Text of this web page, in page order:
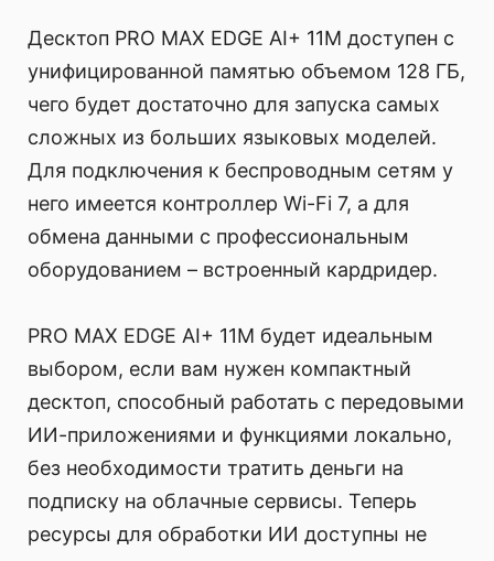
Десктоп PRO MAX EDGE AI+ 11M доступен с
унифицированной памятью объемом 128 ГБ,
чего будет достаточно для запуска самых
сложных из больших языковых моделей.
Для подключения к беспроводным сетям у
него имеется контроллер Wi-Fi 7, а для
обмена данными с профессиональным
оборудованием – встроенный кардридер.
PRO MAX EDGE AI+ 11M будет идеальным
выбором, если вам нужен компактный
десктоп, способный работать с передовыми
ИИ-приложениями и функциями локально,
без необходимости тратить деньги на
подписку на облачные сервисы. Теперь
ресурсы для обработки ИИ доступны не